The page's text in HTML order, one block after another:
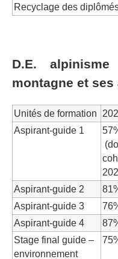
Recyclage des
D.E.
montagne et
Unités de formation
Aspirant-guide 1
Aspirant-guide 2
Aspirant-guide 3
Aspirant-guide 4
Stage final guide –
environnement